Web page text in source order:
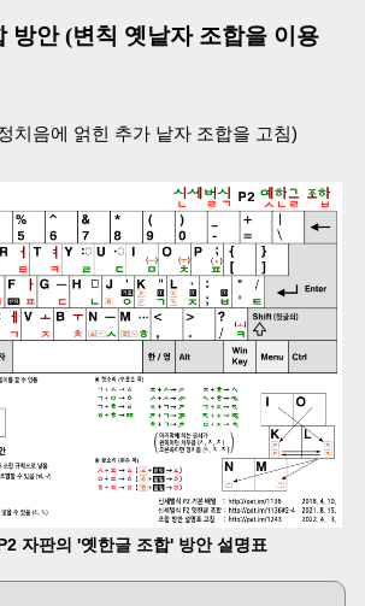
방안 (변칙 옛낱자 조합을 이용
치음에 얽힌 추가 낱자 조합을 고침)
자판의 '옛한글 조합' 방안 설명표